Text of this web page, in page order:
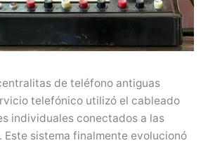
de teléfono antiguas
telefónico utilizó el cableado
individuales conectados a las
Este sistema finalmente evolucionó